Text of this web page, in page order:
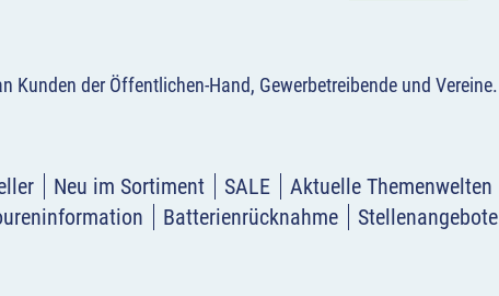
Kunden der Öffentlichen-Hand, Gewerbetreibende und Vereine.
Neu im Sortiment SALE Aktuelle Themenwelten
Batterienrücknahme Stellenangebote